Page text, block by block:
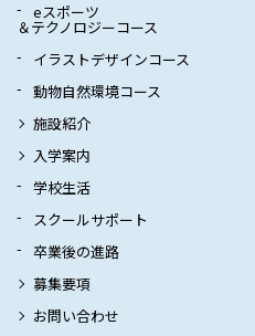
eスポーツ
＆テクノロジーコース
イラストデザインコース
動物自然環境コース
施設紹介
入学案内
学校生活
スクールサポート
卒業後の進路
募集要項
お問い合わせ